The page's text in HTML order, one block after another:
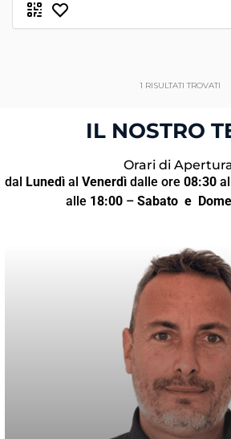
1 RISULTATI TROVATI
IL NOSTRO
Orari di
dal Lunedì al Venerdì dalle ore 08:30
alle 18:00– Sabato e